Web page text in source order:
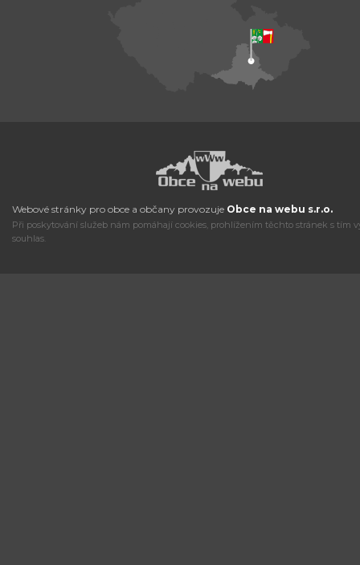
Webové stránky pro obce a občany provozuje Obce na webu s.r.o.
Při poskytování služeb nám pomáhají cookies, prohlížením těchto stránek s tím
souhlas.